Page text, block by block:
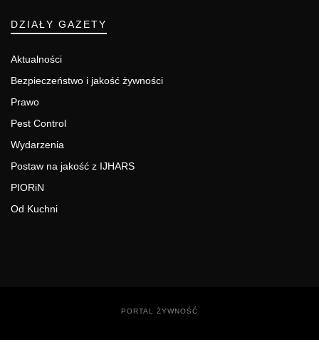
DZIAŁY GAZETY
Aktualności
Bezpieczeństwo i jakość żywności
Prawo
Pest Control
Wydarzenia
Postaw na jakość z IJHARS
PIORiN
Od Kuchni
PORTAL ŻYWNOŚĆ